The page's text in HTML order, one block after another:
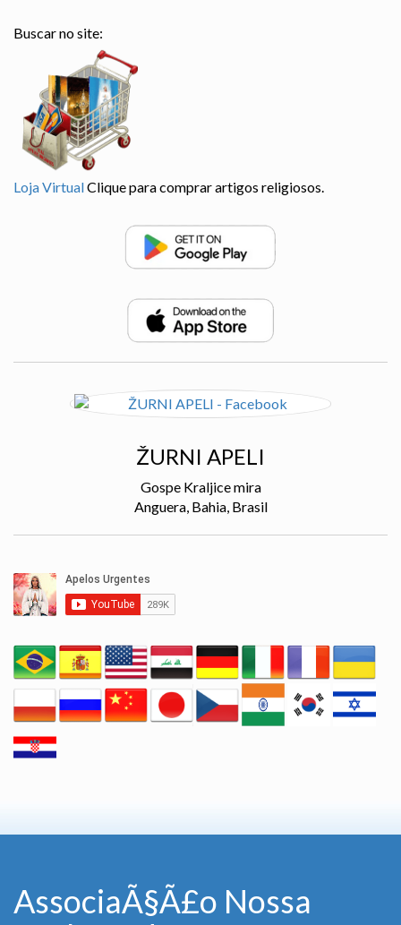
Buscar no site:
Loja VirtualClique para comprar artigos religiosos.
ŽURNI APELI
Gospe Kraljice mira
Anguera, Bahia, Brasil
AssociaÃ§Ã£o Nossa